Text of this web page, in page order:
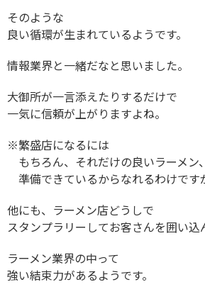
そのような
良い循環が生まれているようです。
情報業界と一緒だなと思いました。
大御所が一言添えたりするだけで
一気に信頼が上がりますよね。
※繁盛店になるには
もちろん、それだけの良いラーメン
準備できているからなれるわけです
他にも、ラーメン店どうしで
スタンプラリーしてお客さんを囲い込
ラーメン業界の中って
強い結束力があるようです。